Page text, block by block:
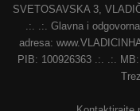
SVETOSAVSKA 3,
.:. .:. Glavna i
adresa:
PIB: 100926363 .:. .:.